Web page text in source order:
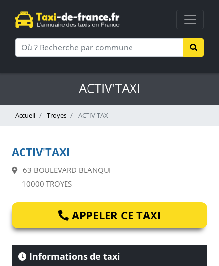
ACTIV'TAXI
Accueil Troyes ACTIV'TAXI
ACTIV'TAXI
63 BOULEVARD BLANQUI
10000 TROYES
APPELER CE TAXI
Informations de taxi